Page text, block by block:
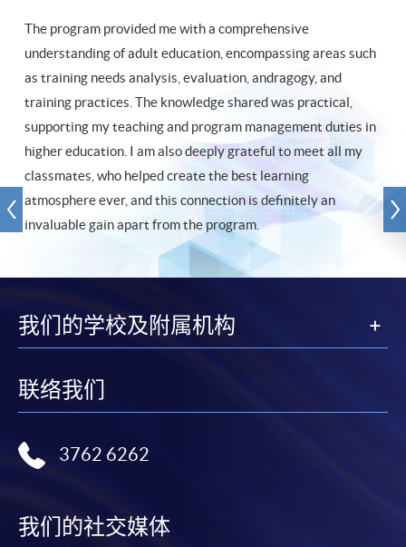
The program provided me with a comprehensive
understanding of adult education, encompassing areas such
as training needs analysis, evaluation, andragogy, and
training practices. The knowledge shared was practical,
supporting my teaching and program management duties in
higher education. I am also deeply grateful to meet all my
classmates, who helped create the best learning
atmosphere ever, and this connection is definitely an
invaluable gain apart from the program.
我们的学校及附属机构
联络我们
3762 6262
我们的社交媒体